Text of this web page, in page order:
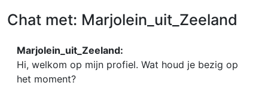
Chat met: Marjolein_uit_Zeeland
Marjolein_uit_Zeeland:
Hi, welkom op mijn profiel. Wat houd je bezig op
het moment?